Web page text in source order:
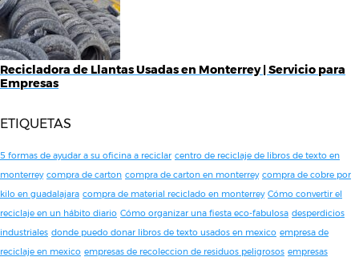
Recicladora de Llantas Usadas en Monterrey | Servicio para
Empresas
ETIQUETAS
5 formas de ayudar a su oficina a reciclar centro de reciclaje de libros de texto en
monterrey compra de carton compra de carton en monterrey compra de cobre por
kilo en guadalajara compra de material reciclado en monterrey Cómo convertir el
reciclaje en un hábito diario Cómo organizar una fiesta eco-fabulosa desperdicios
industriales donde puedo donar libros de texto usados en mexico empresa de
reciclaje en mexico empresas de recoleccion de residuos peligrosos empresas